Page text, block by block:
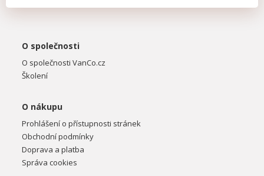
O společnosti
O společnosti VanCo.cz
Školení
O nákupu
Prohlášení o přístupnosti stránek
Obchodní podmínky
Doprava a platba
Správa cookies